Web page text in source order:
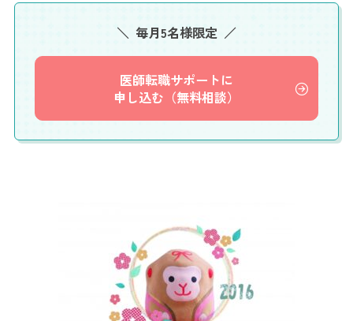
毎月5名様限定
医師転職サポートに
申し込む（無料相談）